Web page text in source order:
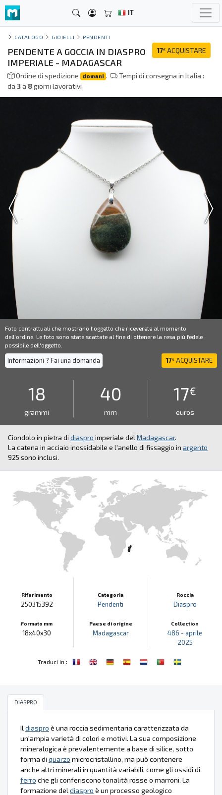
IT
CATALOGO GIOIELLI PENDENTI
17€ ACQUISTARE
PENDENTE A GOCCIA IN DIASPRO
IMPERIALE - MADAGASCAR
Ordine di spedizione domani .
Tempi di consegna in Italia :
da 3a 8giorni lavorativi
Foto contrattuali che mostrano l'oggetto che riceverete al momento
dell'ordine. Le foto sono state scattate al fine di ottenere la resa più fedele
possibile dell'oggetto.
Informazioni ? Fai una domanda 17€ ACQUISTARE
18
grammi
40
mm
17€
euros
Ciondolo in pietra di diaspro imperiale del Madagascar.
La catena in acciaio inossidabile e l'anello di fissaggio in argento
925 sono inclusi.
Riferimento
250315392
Formato mm
18x40x30
Categoria
Pendenti
Paese di origine
Madagascar
Roccia
Diaspro
Collection
486 - aprile
2025
Traduci in :
DIASPRO
Il diaspro è una roccia sedimentaria caratterizzata da
un'ampia varietà di colori e motivi. La sua composizione
mineralogica è prevalentemente a base di silice, sotto
forma di quarzo microcristallino, ma può contenere
anche altri minerali in quantità variabili, come gli ossidi di
ferro che gli conferiscono tonalità rosse o marroni. La
formazione del diaspro è un processo geologico